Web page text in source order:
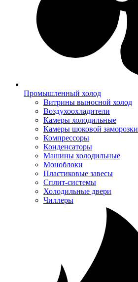
Промышленный холод
Витрины выносной холод
Воздухоохладители
Камеры холодильные
Камеры шоковой заморозки
Компрессоры
Конденсаторы
Машины холодильные
Моноблоки
Пластиковые завесы
Сплит-системы
Холодильные двери
Чиллеры